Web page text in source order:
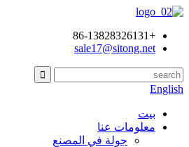
+86-13828326131
sale17@sitong.net
English
بيت
معلومات عنا
جولة في المصنع